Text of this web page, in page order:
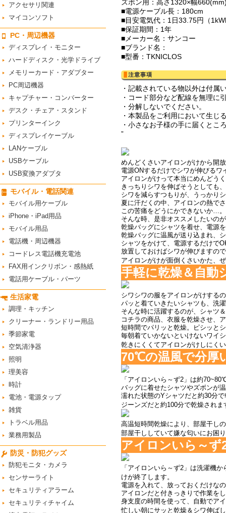
アクセサリ関連
マイコンソフト
PC・周辺機器
ディスプレイ・モニター
ハードディスク・光学ドライブ
メモリーカード・アダプター
PC周辺機器
キャプチャー・コンバーター
デスク・チェア・スタンド
プリンターインク
ディスプレイケーブル
LANケーブル
USBケーブル
USB変換アダプタ
モバイル・電話関連
モバイル用ケーブル
iPhone・iPad用品
モバイル用品
電話機・周辺機器
コードレス電話機充電池
FAX用インクリボン・感熱紙
電話用ケーブル・パーツ
生活家電
調理・キッチン
クリーナー・ランドリー用品
季節家電
空気清浄器
照明
理美容
時計
電池・電源タップ
雑貨
トラベル用品
業務用製品
防災・防犯グッズ
防犯モニタ・カメラ
センサーライト
セキュリティアラーム
セキュリティチャイム
ズボン用：高さ1320×幅
■電源ケーブル長：180cm
■目安電気代：1日33.75円（
■保証期間：1年
■メーカー名：サンコー
■ブランド名：
■型番：TKNICLOS
・記載されている物以外は付属
・コード部分など配線を無理に
・分解しないでください。
・本製品をご利用において生じ
・小さなお子様の手に届くとこ
”
めんどくさいアイロンがけから開
電源ONするだけでシワが伸びる
アイロンがけって本当にめんどう
きっちりシワを伸ばそうとしても
シワを減らすつもりが、うっかり
夏に汗だくの中、アイロンの熱で
この苦痛をどうにかできないか…。
そんな時、是非オススメしたいの
乾燥バッグにシャツを着せ、電源
乾燥バッグに温風が送り込まれ、
シャツをかけて、電源するだけで
放置しておけばシワが伸びますの
アイロンがけが面倒くさいかた、
手軽に乾燥＆自動
シワシワの服をアイロンがけする
パッと着ていきたいシャツも、洗
そんな時に活躍するのが、シャツ
コチラの商品、衣服を乾燥させ、
短時間でパリッと乾燥。ピシッと
毎朝着ていかないといけないワイ
乾きにくくてアイロンがけしにく
70℃の温風で分厚
「アイロンいら～ず2」は約
バッグに着せたシャツやズボンが
濡れた状態のYシャツだと約30分で
ジーンズだと約100分で乾燥されま
高温短時間乾燥により、部屋干し
部屋干ししていて嫌な匂いにお困
アイロンいら～ず
「アイロンいら～ず2」は洗濯機
けが終了します。
電源を入れて、放っておくだけな
アイロンだと付きっきりで作業を
身支度の時間を使って、自動でア
忙しい朝にサッと乾燥＆シワ伸ば